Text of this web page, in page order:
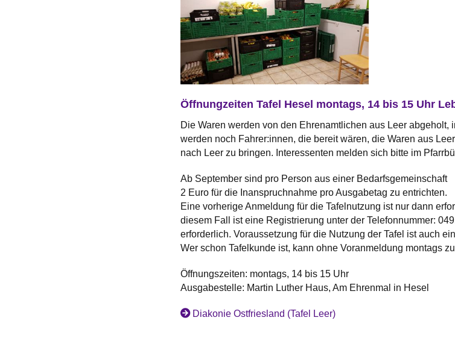
Öffnungzeiten Tafel Hesel montags, 14 bis 15 Uhr
Die Waren werden von den Ehrenamtlichen aus Leer
werden noch Fahrer:innen, die bereit wären, die Waren aus
nach Leer zu bringen. Interessenten melden sich bitte im
Ab September sind pro Person aus einer Bedarfsgemeinschaft
2 Euro für die Inanspruchnahme pro Ausgabetag zu entrichten.
Eine vorherige Anmeldung für die Tafelnutzung ist nur dann
diesem Fall ist eine Registrierung unter der Telefonnummer:
erforderlich. Voraussetzung für die Nutzung der Tafel ist auch
Wer schon Tafelkunde ist, kann ohne Voranmeldung montags
Öffnungszeiten: montags, 14 bis 15 Uhr
Ausgabestelle: Martin Luther Haus, Am Ehrenmal in Hesel
Diakonie Ostfriesland (Tafel Leer)